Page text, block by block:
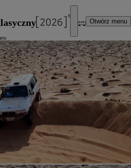
Otwórz menu
Land Cruiserem